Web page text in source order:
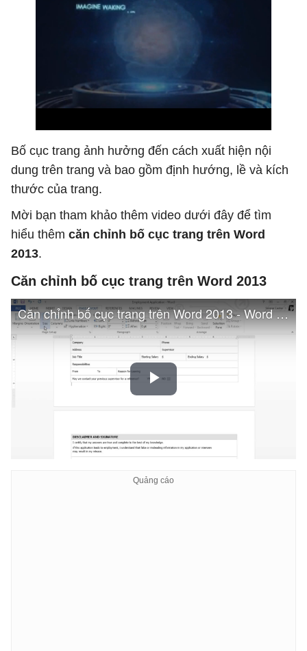
Bố cục trang ảnh hưởng đến cách xuất hiện nội
dung trên trang và bao gồm định hướng, lề và kích
thước của trang.
Mời bạn tham khảo thêm video dưới đây để tìm
hiểu thêm căn chỉnh bố cục trang trên Word
2013.
Căn chỉnh bố cục trang trên Word 2013